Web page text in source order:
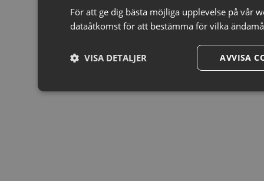
För att ge dig bästa möjliga upplevelse på vår
dataåtkomst för att bestämma för vilka
AVVISA
VISA DETALJER